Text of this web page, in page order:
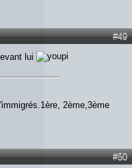
#49
lui
2ème,3ème
#50